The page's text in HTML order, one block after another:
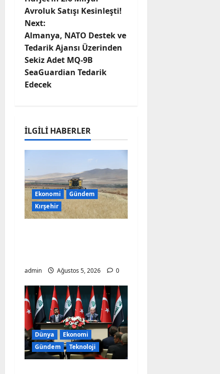
o
s
t
n
a
i
g
a
t
i
Avroluk Satışı Kesinleşti!
Next:
Almanya, NATO Destek ve
Tedarik Ajansı Üzerinden
Sekiz Adet MQ-9B
SeaGuardian Tedarik
Edecek
İLGILI HABERLER
Ekonomi
Gündem
Kırşehir
admin Ağustos 5, 2026 0
Dünya
Ekonomi
Gündem
Teknoloji